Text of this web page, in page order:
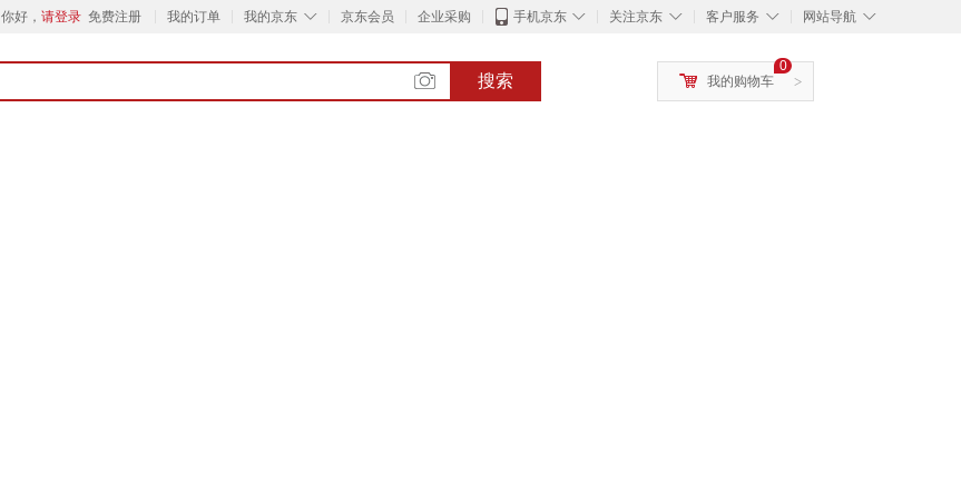
你好， 请登录 免费注册 我的订单 ◇
我的京东 京东会员 企业采购 ◇
手机京东 ◇
关注京东 ◇
客户服务 ◇
网站导航
搜索 >
0
我的购物车